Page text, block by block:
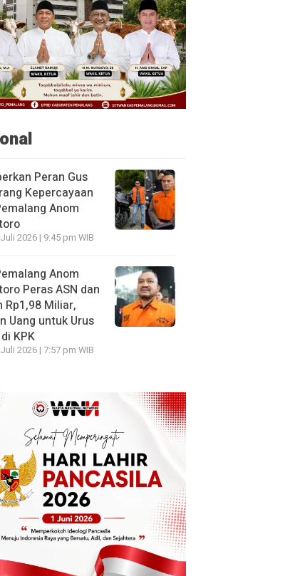
Peran Gus
Kepercayaan
Anom
2026 | 9:45 pm WIB
Anom
Peras ASN dan
Rp1,98 Miliar,
Uang untuk Urus
KPK
2026 | 7:57 pm WIB